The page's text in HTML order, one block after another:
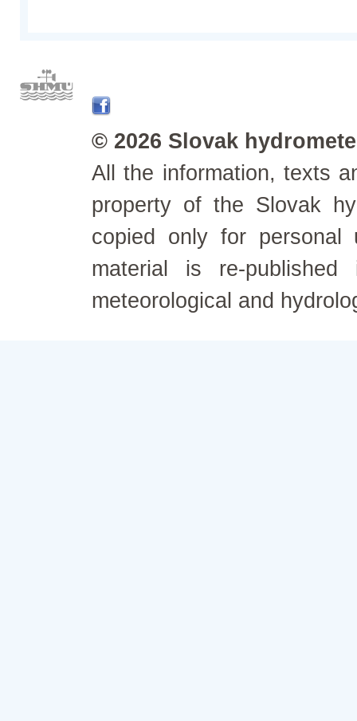
© 2026 Slovak
All the information, texts
property of the Slovak
copied only for personal
material is re-
meteorological and